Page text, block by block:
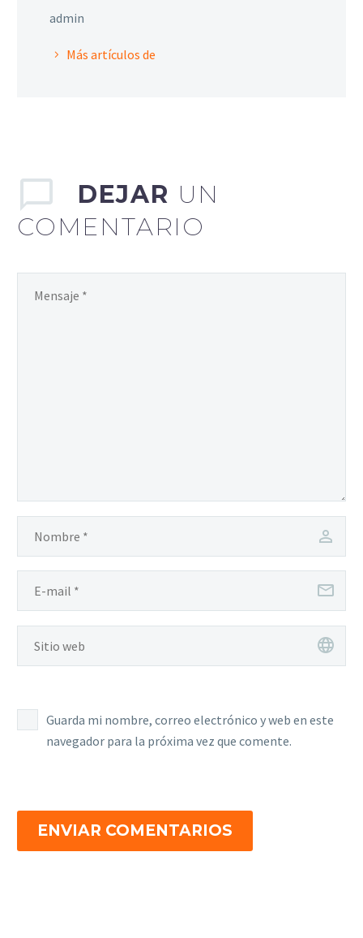
admin
Más artículos de
DEJAR UN
COMENTARIO
Guarda mi nombre, correo electrónico y web en este
navegador para la próxima vez que comente.
ENVIAR COMENTARIOS